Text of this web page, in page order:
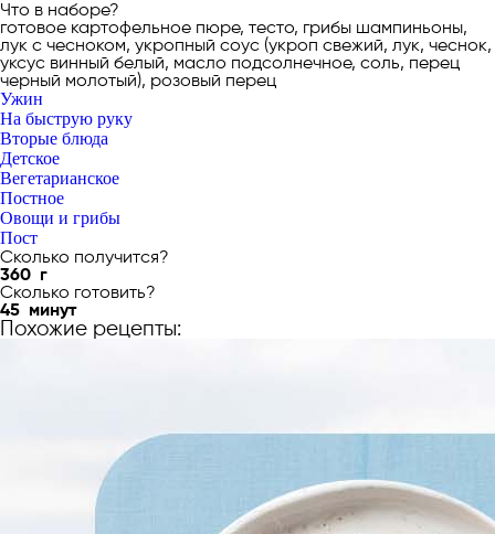
Что в наборе?
готовое картофельное пюре, тесто, грибы шампиньоны,
лук с чесноком, укропный соус (укроп свежий, лук, чеснок,
уксус винный белый, масло подсолнечное, соль, перец
черный молотый), розовый перец
Ужин
На быструю руку
Вторые блюда
Детское
Вегетарианское
Постное
Овощи и грибы
Пост
Сколько получится?
360 г
Сколько готовить?
45 минут
Похожие рецепты: